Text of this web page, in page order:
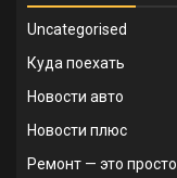
Uncategorised
Куда поехать
Новости авто
Новости плюс
Ремонт — это просто